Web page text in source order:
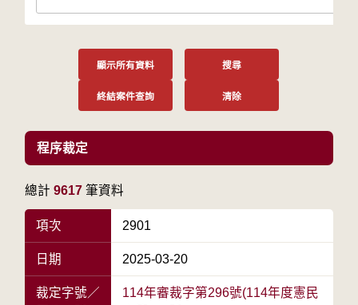
顯示所有資料 搜尋
終結案件查詢 清除
程序裁定
總計 9617 筆資料
項次 2901
日期 2025-03-20
裁定字號／
114年審裁字第296號(114年度憲民